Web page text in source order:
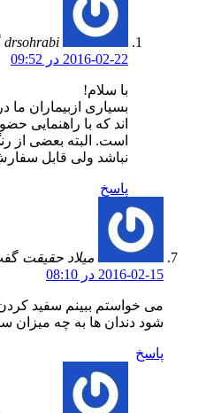
drsohrabi
2016-02-22 در 09:52
با سلام!
بسیاری ازبیماران
اند که با
است. البته بعضی
نباشد ولی قابل
پاسخ
میلاد حقیقت
2016-02-15 در 08:10
می خواستم ببینم سفید کردن
شود دندان ها به چه میزان
پاسخ